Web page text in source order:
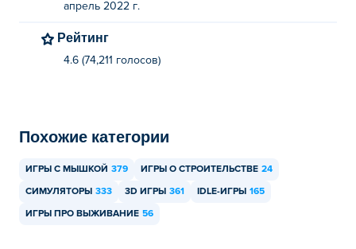
апрель 2022 г.
Рейтинг
4.6 (74,211 голосов)
Похожие категории
ИГРЫ С МЫШКОЙ 379 ИГРЫ О СТРОИТЕЛЬСТВЕ 24
СИМУЛЯТОРЫ 333 3D ИГРЫ 361 IDLE-ИГРЫ 165
ИГРЫ ПРО ВЫЖИВАНИЕ 56